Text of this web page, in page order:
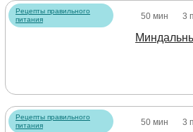
Рецепты правильного
питания
50 мин 3
Рецепты правильного
питания
50 мин 3